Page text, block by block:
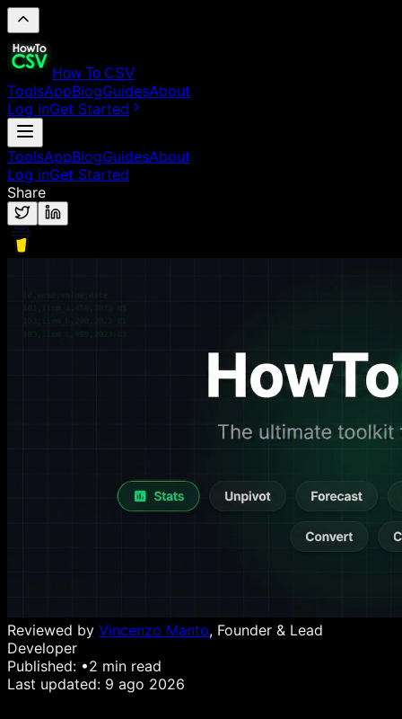
How To CSV
ToolsAppBlogGuidesAbout
Log inGet Started
ToolsAppBlogGuidesAbout
Log inGet Started
Share
Reviewed by Vincenzo Manto, Founder & Lead
Developer
Published: •2 min read
Last updated: 9 ago 2026